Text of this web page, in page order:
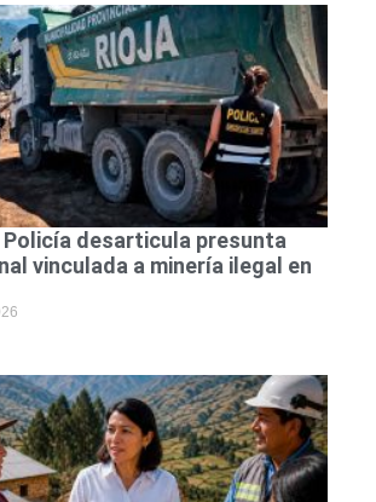
desarticula presunta
vinculada a minería ilegal en